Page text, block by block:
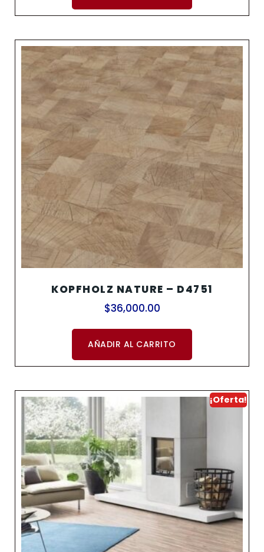
KOPFHOLZ NATURE – D4751
$36,000.00
AÑADIR AL CARRITO
¡Oferta!